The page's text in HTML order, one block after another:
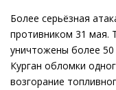
Более серьёзная
противником 31 мая.
уничтожены более
Курган обломки
возгорание